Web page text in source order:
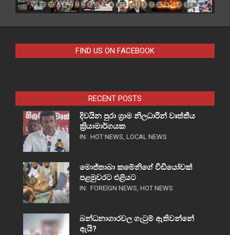
FIND US ON FACEBOOK
RECENT POSTS
දිවයින පුරා ග්‍රාම නිලධාරීන් වෘත්තීය
ක්‍රියාමාර්ගයක
IN: HOT NEWS, LOCAL NEWS
මොජ්තාබා කමේනිගේ වීඩියෝවක්
පළමුවරට එළියට
IN: FOREIGN NEWS, HOT NEWS
බන්ධනාගාරවල ගැටුම් ඇතිවන්නේ
ඇයි?